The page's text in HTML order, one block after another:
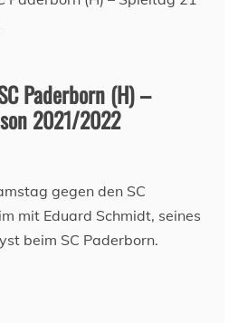
Paderborn (H) –
2021/2022
gegen den SC
mit Eduard Schmidt, seines
beim SC Paderborn.